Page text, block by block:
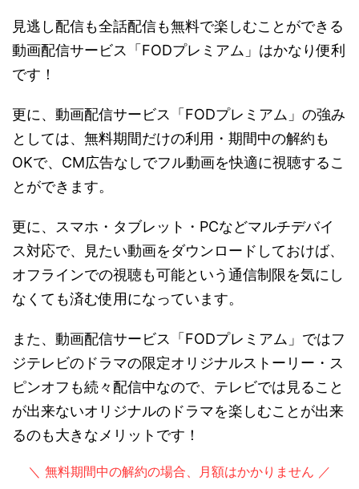
見逃し配信も全話配信も無料で楽しむことができる
動画配信サービス「FODプレミアム」はかなり便利
です！
更に、動画配信サービス「FODプレミアム」の強み
としては、無料期間だけの利用・期間中の解約も
OKで、CM広告なしでフル動画を快適に視聴するこ
とができます。
更に、スマホ・タブレット・PCなどマルチデバイ
ス対応で、見たい動画をダウンロードしておけば、
オフラインでの視聴も可能という通信制限を気にし
なくても済む使用になっています。
また、動画配信サービス「FODプレミアム」ではフ
ジテレビのドラマの限定オリジナルストーリー・ス
ピンオフも続々配信中なので、テレビでは見ること
が出来ないオリジナルのドラマを楽しむことが出来
るのも大きなメリットです！
＼ 無料期間中の解約の場合、月額はかかりません ／